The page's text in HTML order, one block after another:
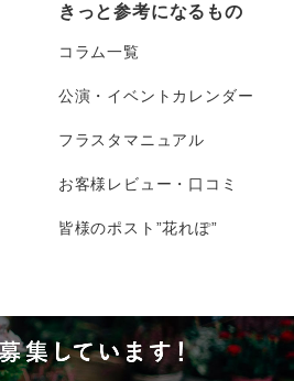
きっと参考になるもの
コラム一覧
公演・イベントカレンダー
フラスタマニュアル
お客様レビュー・口コミ
皆様のポスト”花れぽ”